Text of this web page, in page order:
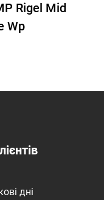
Rigel Mid
Wp
дні